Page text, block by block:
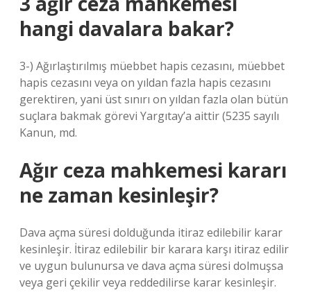
hangi davalara bakar?
3-) Ağırlaştırılmış müebbet hapis cezasını, müebbet
hapis cezasını veya on yıldan fazla hapis cezasını
gerektiren, yani üst sınırı on yıldan fazla olan bütün
suçlara bakmak görevi Yargıtay’a aittir (5235 sayılı
Kanun, md.
Ağır ceza mahkemesi kararı
ne zaman kesinleşir?
Dava açma süresi dolduğunda itiraz edilebilir karar
kesinleşir. İtiraz edilebilir bir karara karşı itiraz edilir
ve uygun bulunursa ve dava açma süresi dolmuşsa
veya geri çekilir veya reddedilirse karar kesinleşir.